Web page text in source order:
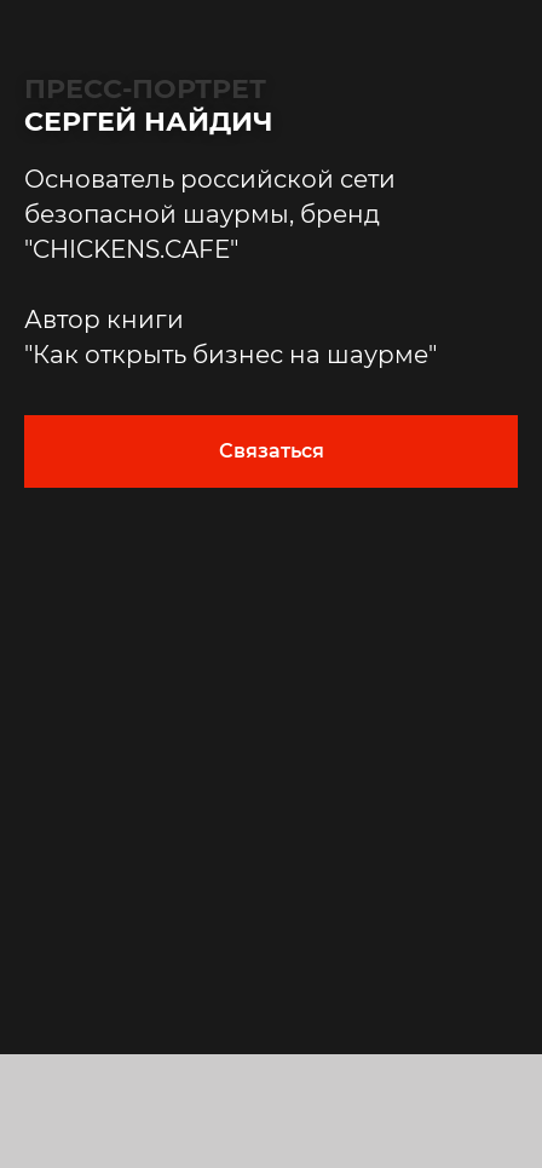
ПРЕСС-ПОРТРЕТ
СЕРГЕЙ НАЙДИЧ
Основатель российской сети
безопасной шаурмы, бренд
"CHICKENS.CAFE"
Автор книги
"Как открыть бизнес на шаурме"
Связаться